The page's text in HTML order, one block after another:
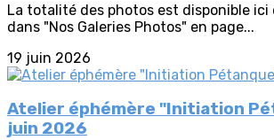
La totalité des photos est disponible
dans "Nos Galeries Photos" en page...
19 juin 2026
Atelier éphémère "Initiation
juin 2026